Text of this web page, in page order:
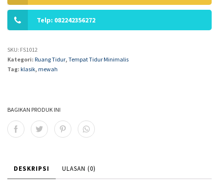
Telp: 082242356272
SKU: FS1012
Kategori: Ruang Tidur, Tempat Tidur Minimalis
Tag: klasik, mewah
BAGIKAN PRODUK INI
DESKRIPSI ULASAN (0)